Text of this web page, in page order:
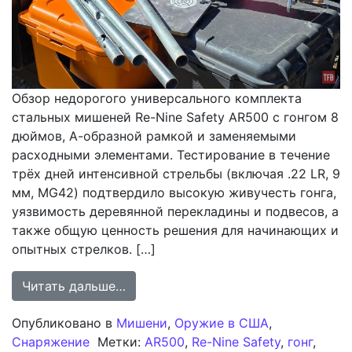
Обзор недорогого универсального комплекта
стальных мишеней Re-Nine Safety AR500 с гонгом 8
дюймов, А-образной рамкой и заменяемыми
расходными элементами. Тестирование в течение
трёх дней интенсивной стрельбы (включая .22 LR, 9
мм, MG42) подтвердило высокую живучесть гонга,
уязвимость деревянной перекладины и подвесов, а
также общую ценность решения для начинающих и
опытных стрелков. […]
Читать дальше…
Опубликовано в Мишени, Оружие в США,
Снаряжение Метки: AR500, Re-Nine Safety, гонг,